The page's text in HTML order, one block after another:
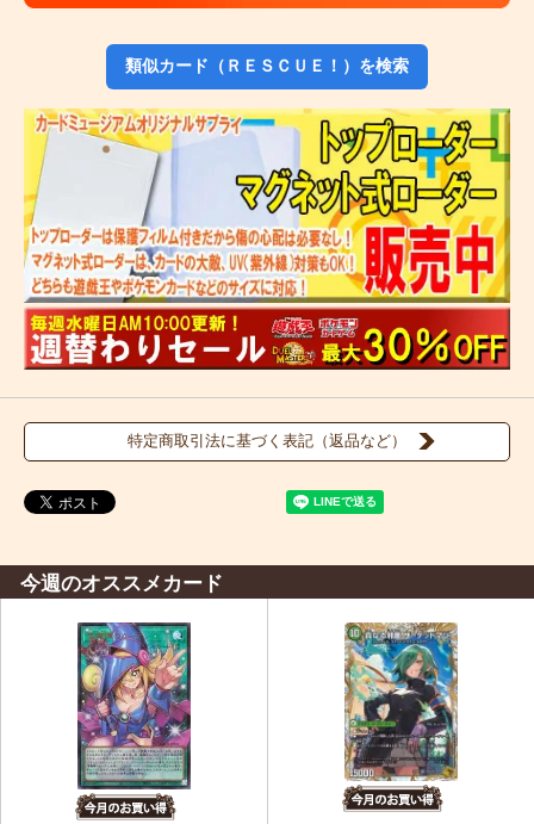
類似カード（ＲＥＳＣＵＥ！）を検索
特定商取引法に基づく表記（返品など）
今週のオススメカード